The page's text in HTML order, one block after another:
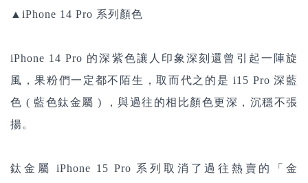
▲iPhone 14 Pro 系列顏色
iPhone 14 Pro 的深紫色讓人印象深刻還曾引起一陣旋
風，果粉們一定都不陌生，取而代之的是 i15 Pro 深藍
色 ( 藍色鈦金屬 ) ，與過往的相比顏色更深，沉穩不張
揚。
鈦金屬 iPhone 15 Pro 系列取消了過往熱賣的「金